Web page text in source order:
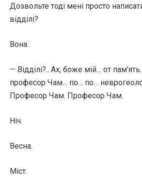
Дозвольте тоді мені просто
відділі?
Вона:
— Відділі?.. Ах, боже мій… от
професор Чам… по… по…
Професор Чам. Професор Чам.
Ніч.
Весна.
Міст.